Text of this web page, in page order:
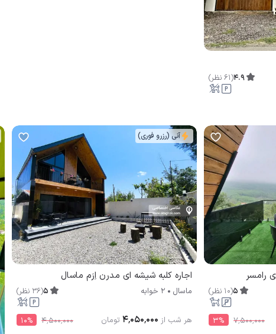
4.9
(
61 نظر)
5
(
10 نظر)
۷٬۵۰۰٬۰۰۰ 3%
آنی (رزرو فوری)
اجاره کلبه شیشه ای مدرن اِرَم ماسال
ماسال 2 خوابه 5
(
36 نظر)
۴٬۵۰۰٬۰۰۰ 10% هر شب از ۴٬۰۵۰٬۰۰۰ تومان